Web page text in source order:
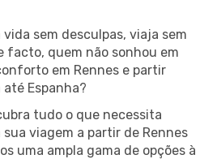
vida sem desculpas, viaja sem
facto, quem não sonhou em
em Rennes e partir
Espanha?
tudo o que necessita
sua viagem a partir de Rennes
uma ampla gama de opções à